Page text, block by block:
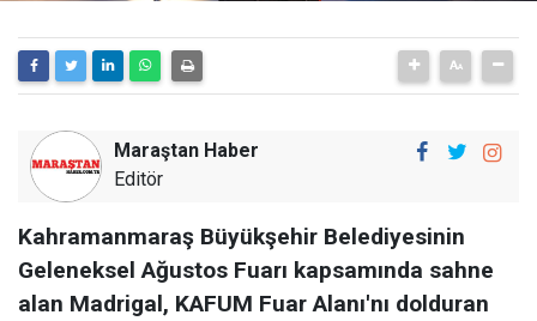
Maraştan Haber
Editör
Kahramanmaraş Büyükşehir Belediyesinin
Geleneksel Ağustos Fuarı kapsamında sahne
alan Madrigal, KAFUM Fuar Alanı'nı dolduran